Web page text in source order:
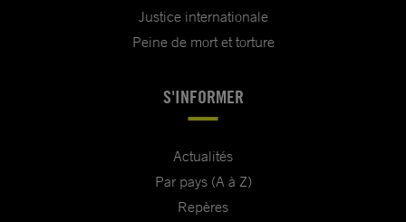
Justice internationale
Peine de mort et torture
S'INFORMER
Actualités
Par pays (A à Z)
Repères